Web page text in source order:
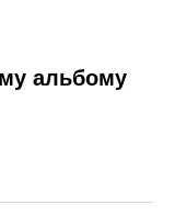
альбому